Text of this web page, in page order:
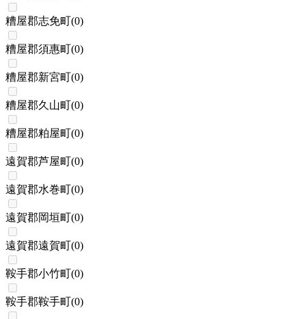
糟屋郡志免町(0)
糟屋郡須惠町(0)
糟屋郡新宮町(0)
糟屋郡久山町(0)
糟屋郡粕屋町(0)
遠賀郡芦屋町(0)
遠賀郡水巻町(0)
遠賀郡岡垣町(0)
遠賀郡遠賀町(0)
鞍手郡小竹町(0)
鞍手郡鞍手町(0)